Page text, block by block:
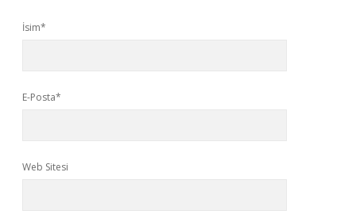
İsim*
E-Posta*
Web Sitesi